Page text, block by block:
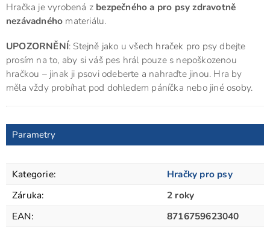
Hračka je vyrobená z bezpečného a pro psy zdravotně
nezávadného materiálu.
UPOZORNĚNÍ: Stejně jako u všech hraček pro psy dbejte
prosím na to, aby si váš pes hrál pouze s nepoškozenou
hračkou – jinak ji psovi odeberte a nahraďte jinou. Hra by
měla vždy probíhat pod dohledem páníčka nebo jiné osoby.
Parametry
Kategorie:
Hračky pro psy
Záruka:
2 roky
EAN:
8716759623040